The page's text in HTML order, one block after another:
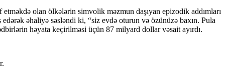
olan ölkələrin simvolik məzmun daşıyan epizodik addımları
əhaliyə səsləndi ki, “siz evdə oturun və özünüzə baxın. Pula
həyata keçirilməsi üçün 87 milyard dollar vəsait ayırdı.